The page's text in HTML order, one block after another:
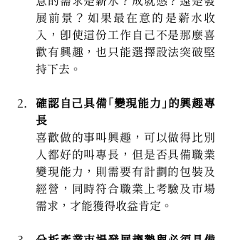
展前景？如果最在意的是薪水收
入，即使這份工作自己不是那麼喜
歡有興趣，也只能選擇設法突破堅
持下去。
確認自己具備「變現能力」的興趣專
長
喜歡做的事叫興趣，可以做得比別
人都好的叫專長，但是否具備職業
變現能力，則需要有計劃的包裝及
經營，同時符合職業上考驗及市場
需求，才能獲得收益肯定。